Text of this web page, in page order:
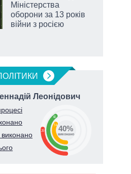
Міністерства
оборони за 13 років
війни з росією
Леонідович
26
40
34 40%
виконано